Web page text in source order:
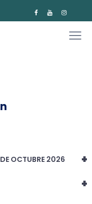
+
OCTUBRE 2026
+